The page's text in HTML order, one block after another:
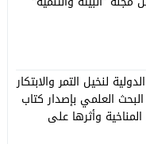
لنخيل التمر والابتكار
البحث العلمي بإصدار كتاب
المناخية وأثرها على